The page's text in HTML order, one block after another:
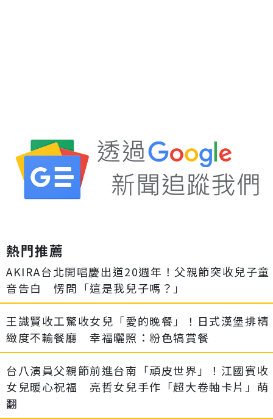
熱門推薦
AKIRA台北開唱慶出道20週年！父親節突收兒子童
音告白 愣問「這是我兒子嗎？」
王識賢收工驚收女兒「愛的晚餐」！日式漢堡排精
緻度不輸餐廳 幸福曬照：粉色犒賞餐
台八演員父親節前進台南「頑皮世界」！江國賓收
女兒暖心祝福 亮哲女兒手作「超大卷軸卡片」萌
翻